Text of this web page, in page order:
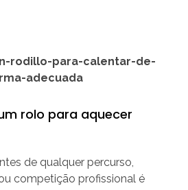
rolo para aquecer
de qualquer percurso,
competição profissional é